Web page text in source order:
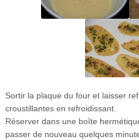
Sortir la plaque du four et laisser
croustillantes en refroidissant.
Réserver dans une boîte
passer de nouveau quelques